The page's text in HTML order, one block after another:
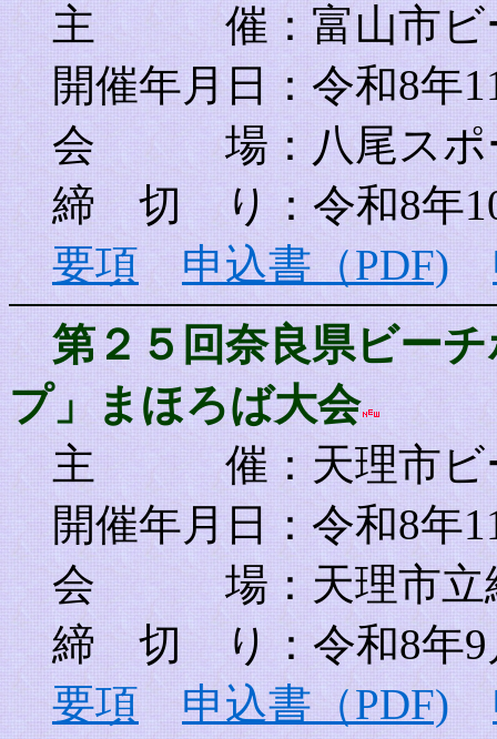
主 催 ：富山市
開催年月日：令和8年
会 場：八尾スポー
締 切 り：令和8年
要項
申込書（PDF)
第２５回奈良県ビーチ
プ」まほろば大会
主 催 ：天理市
開催年月日：令和8年
会 場：天理市立総
締 切 り：令和8年9
要項
申込書（PDF)